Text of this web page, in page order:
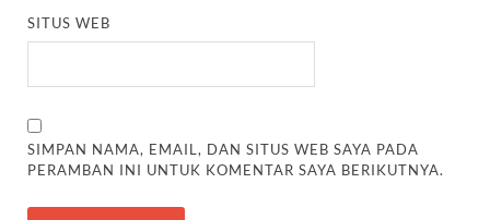
SITUS WEB
SIMPAN NAMA, EMAIL, DAN SITUS WEB SAYA PADA
PERAMBAN INI UNTUK KOMENTAR SAYA BERIKUTNYA.